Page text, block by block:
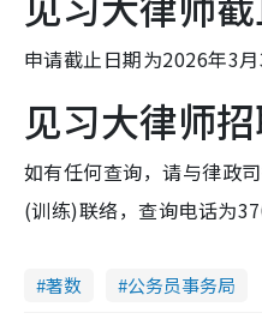
申请截止日期为2026年3月
见习大律师
如有任何查询，请与律政
(训练)联络，查询电话为
著数 公务员事务局